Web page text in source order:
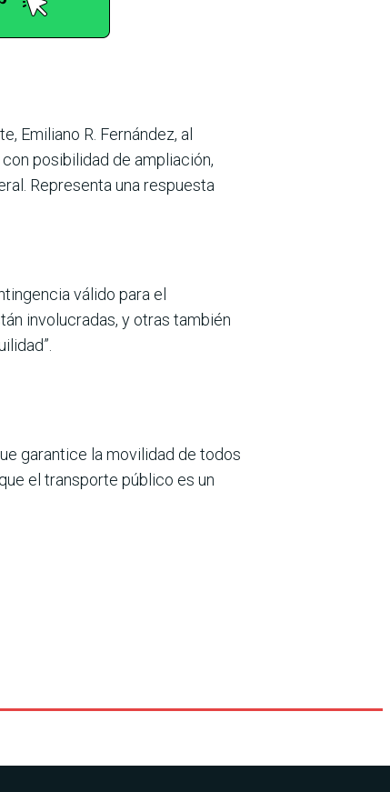
Emiliano R. Fernández, al
posibilidad de ampliación,
Representa una respuesta
válido para el
involucradas, y otras también
garantice la movilidad de todos
el transporte público es un